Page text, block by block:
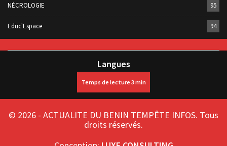
NÉCROLOGIE 95
Educ'Espace 94
Langues
© 2026 - ACTUALITE DU BENIN TEMPÊTE INFOS. Tous
droits réservés.